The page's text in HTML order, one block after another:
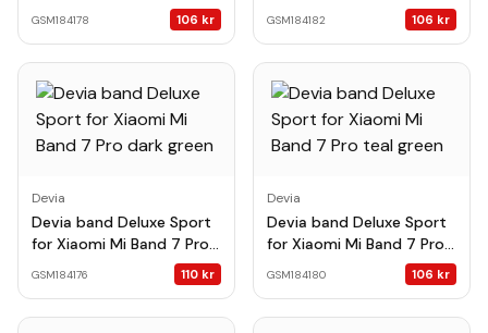
GSM184178 106 kr GSM184182 106 kr
Devia
Devia band Deluxe Sport
for Xiaomi Mi Band 7 Pro
GSM184176 110 kr
Devia
Devia band Deluxe Sport
for Xiaomi Mi Band 7 Pro
GSM184180 106 kr